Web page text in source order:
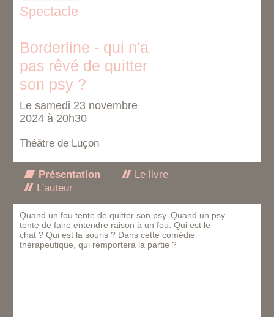
Spectacle
Borderline - qui n'a
pas rêvé de quitter
son psy ?
Le samedi 23 novembre
2024 à 20h30
Théâtre de Luçon
Présentation
Le livre
L'auteur
Quand un fou tente de quitter son psy. Quand un psy
tente de faire entendre raison à un fou. Qui est le
chat ? Qui est la souris ? Dans cette comédie
thérapeutique, qui remportera la partie ?